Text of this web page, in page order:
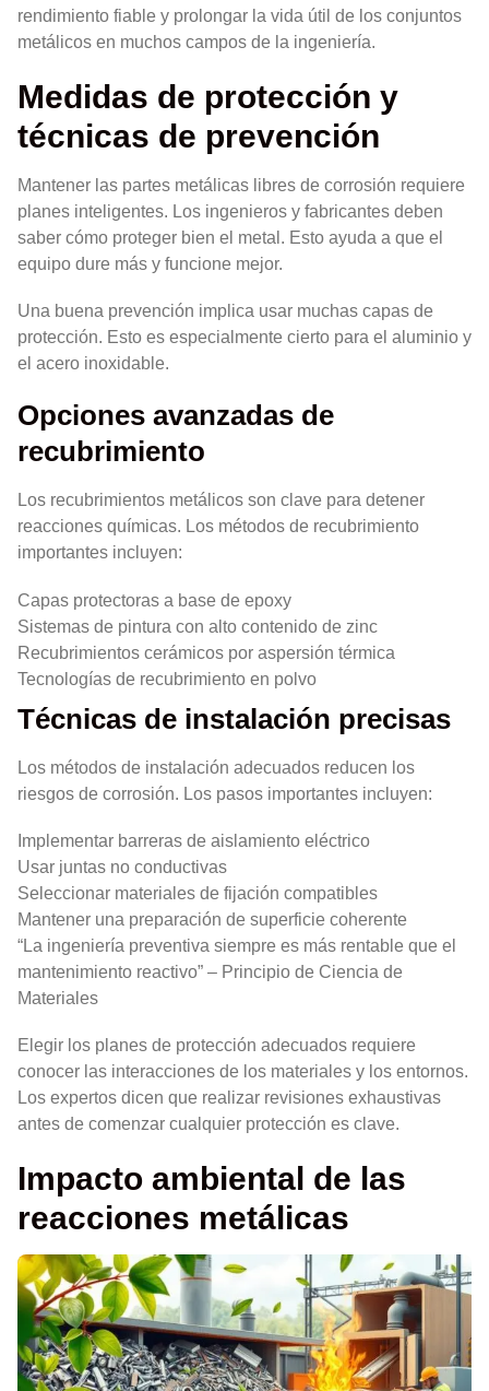
rendimiento fiable y prolongar la vida útil de los conjuntos
metálicos en muchos campos de la ingeniería.
Medidas de protección y
técnicas de prevención
Mantener las partes metálicas libres de corrosión requiere
planes inteligentes. Los ingenieros y fabricantes deben
saber cómo proteger bien el metal. Esto ayuda a que el
equipo dure más y funcione mejor.
Una buena prevención implica usar muchas capas de
protección. Esto es especialmente cierto para el aluminio y
el acero inoxidable.
Opciones avanzadas de
recubrimiento
Los recubrimientos metálicos son clave para detener
reacciones químicas. Los métodos de recubrimiento
importantes incluyen:
Capas protectoras a base de epoxy
Sistemas de pintura con alto contenido de zinc
Recubrimientos cerámicos por aspersión térmica
Tecnologías de recubrimiento en polvo
Técnicas de instalación precisas
Los métodos de instalación adecuados reducen los
riesgos de corrosión. Los pasos importantes incluyen:
Implementar barreras de aislamiento eléctrico
Usar juntas no conductivas
Seleccionar materiales de fijación compatibles
Mantener una preparación de superficie coherente
“La ingeniería preventiva siempre es más rentable que el
mantenimiento reactivo” – Principio de Ciencia de
Materiales
Elegir los planes de protección adecuados requiere
conocer las interacciones de los materiales y los entornos.
Los expertos dicen que realizar revisiones exhaustivas
antes de comenzar cualquier protección es clave.
Impacto ambiental de las
reacciones metálicas